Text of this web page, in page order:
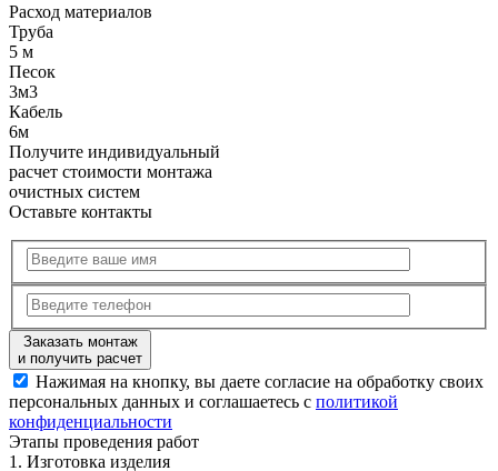
Расход материалов
Труба
5 м
Песок
3м3
Кабель
6м
Получите индивидуальный
расчет стоимости монтажа
очистных систем
Оставьте контакты
Заказать монтаж
и получить расчет
Нажимая на кнопку, вы даете согласие на обработку своих
персональных данных и соглашаетесь с политикой
конфиденциальности
Этапы проведения работ
1. Изготовка изделия